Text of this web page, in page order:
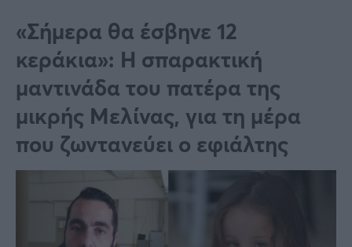
Πολιτική
Τράπεζες
Επιδοτήσεις
ΕΣΠΑ
Κόσμος
Lifestyle
Αθλητικά
Υγεία
Γυναίκα
«Σήμερα θα έσβηνε 12
κεράκια»: Η σπαρακτική
μαντινάδα του πατέρα της
μικρής Μελίνας, για τη μέρα
που ζωντανεύει ο εφιάλτης